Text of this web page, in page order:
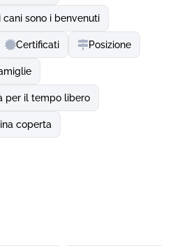
altro allo zoo di Nordhorn.
cani sono i benvenuti
Certificati Posizione
per il tempo libero
coperta